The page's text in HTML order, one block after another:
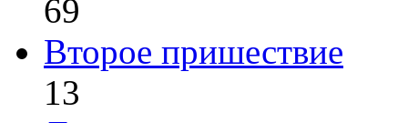
69
Второе пришествие
13